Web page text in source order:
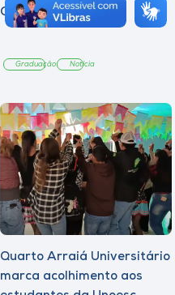
Cerimônia do Botton
Graduação Notícia
Quarto Arraiá Universitário
marca acolhimento aos